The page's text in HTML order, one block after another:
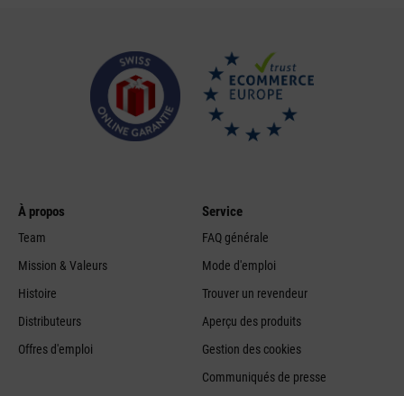
À propos
Team
Mission & Valeurs
Histoire
Distributeurs
Offres d'emploi
Service
FAQ générale
Mode d'emploi
Trouver un revendeur
Aperçu des produits
Gestion des cookies
Communiqués de presse